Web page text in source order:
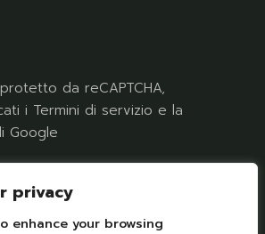
privacy
enhance your browsing
da reCAPTCHA,
i Termini di servizio e la
Google